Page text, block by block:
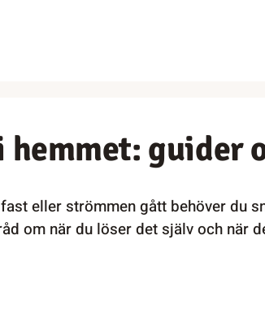
guider
eller strömmen gått behöver du
om när du löser det själv och när